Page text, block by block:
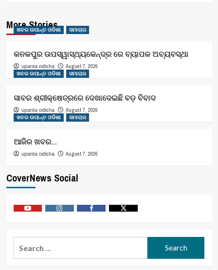
More Stories
ଖବର ଉପାନ୍ତ ଓଡିଶା ସମାଚାର
କନକପୁର ଉପସ୍ୱାସ୍ଥ୍ୟକେନ୍ଦ୍ର ରେ ବ୍ୟାପକ ଅବ୍ୟବସ୍ଥା
upanta odisha
August 7, 2026
ଖବର ଉପାନ୍ତ ଓଡିଶା
ସମାଚାର
ସାବର ଶ୍ରୀକ୍ଷେତ୍ରରେ ଦେଖାଦେଇଛି ବଡ଼ ବିବାଦ
upanta odisha
August 7, 2026
ଖବର ଉପାନ୍ତ ଓଡିଶା
ସମାଚାର
ଆଜିର ଖବର…
upanta odisha August 7, 2026
CoverNews Social